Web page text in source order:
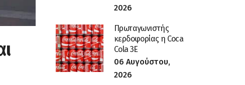
2026
Πρωταγωνιστής
κερδοφορίας η Coca
Cola 3E
06 Αυγούστου,
2026